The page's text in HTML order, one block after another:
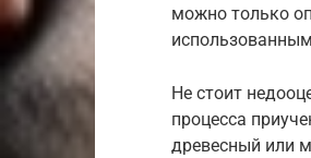
можно только
Не стоит
процесса
древесный или